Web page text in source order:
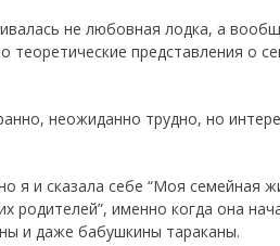
не любовная лодка, а
теоретические представления о
неожиданно трудно, но
я и сказала себе “Моя семейная
родителей”, именно когда она
и даже бабушкины тараканы.